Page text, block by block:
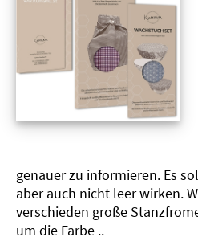
genauer zu informieren. Es
aber auch nicht leer wirken.
verschieden große
um die Farbe ..